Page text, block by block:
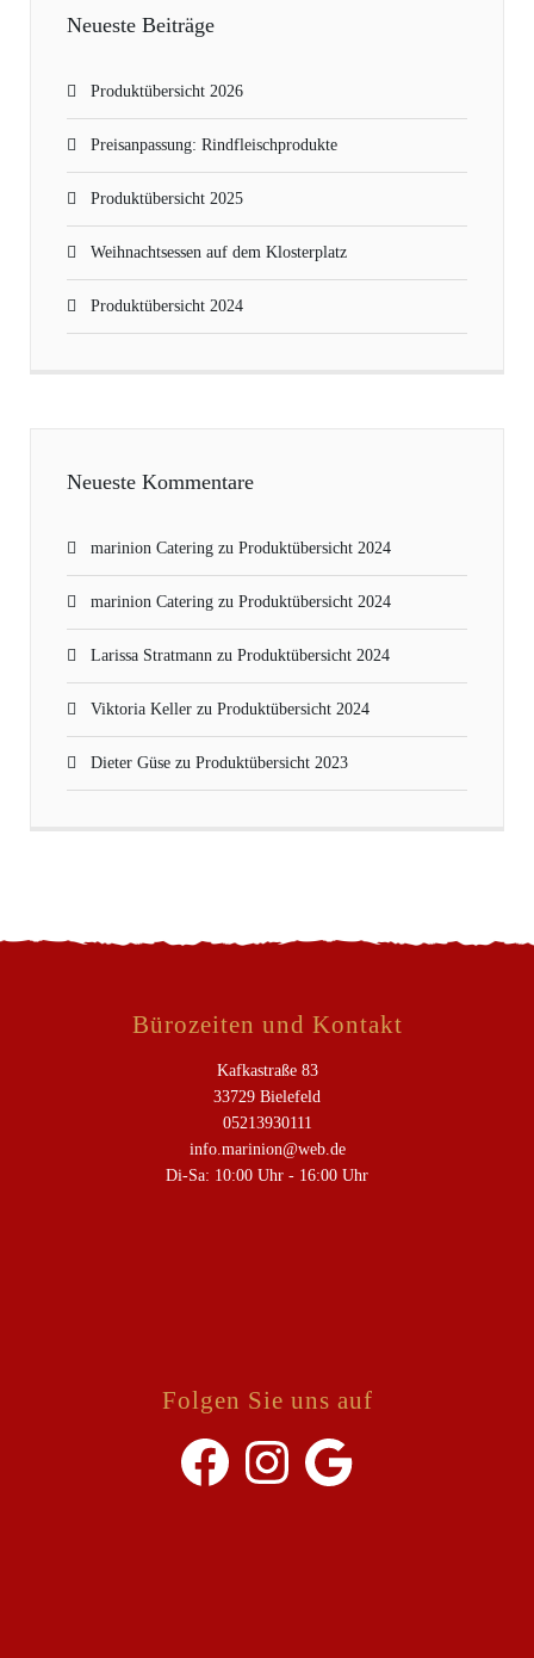
Neueste Beiträge
Produktübersicht 2026
Preisanpassung: Rindfleischprodukte
Produktübersicht 2025
Weihnachtsessen auf dem Klosterplatz
Produktübersicht 2024
Neueste Kommentare
marinion Catering zu Produktübersicht 2024
marinion Catering zu Produktübersicht 2024
Larissa Stratmann zu Produktübersicht 2024
Viktoria Keller zu Produktübersicht 2024
Dieter Güse zu Produktübersicht 2023
Bürozeiten und Kontakt
Kafkastraße 83
33729 Bielefeld
05213930111
info.marinion@web.de
Di-Sa: 10:00 Uhr - 16:00 Uhr
Folgen Sie uns auf
Facebook Instagram Google